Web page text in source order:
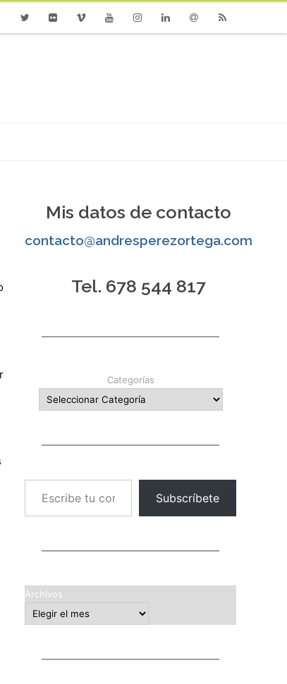
Mis datos de contacto
contacto@andresperezortega.com
Tel. 678 544 817
Categorías
Escribe tu correo electrónico…
Subscríbete
Archivos